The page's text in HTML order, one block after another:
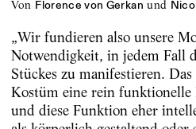
von Florence von Gerkan und
„Wir fundieren also unsere
Notwendigkeit, in jedem Fall
Stückes zu manifestieren.
Kostüm eine rein funktionelle
und diese Funktion eher